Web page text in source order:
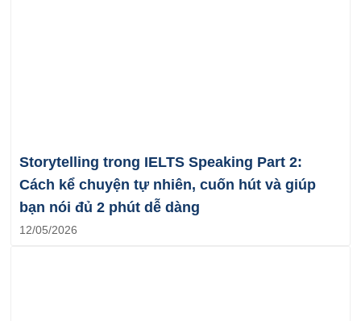
Storytelling trong IELTS Speaking Part 2:
Cách kể chuyện tự nhiên, cuốn hút và giúp
bạn nói đủ 2 phút dễ dàng
12/05/2026